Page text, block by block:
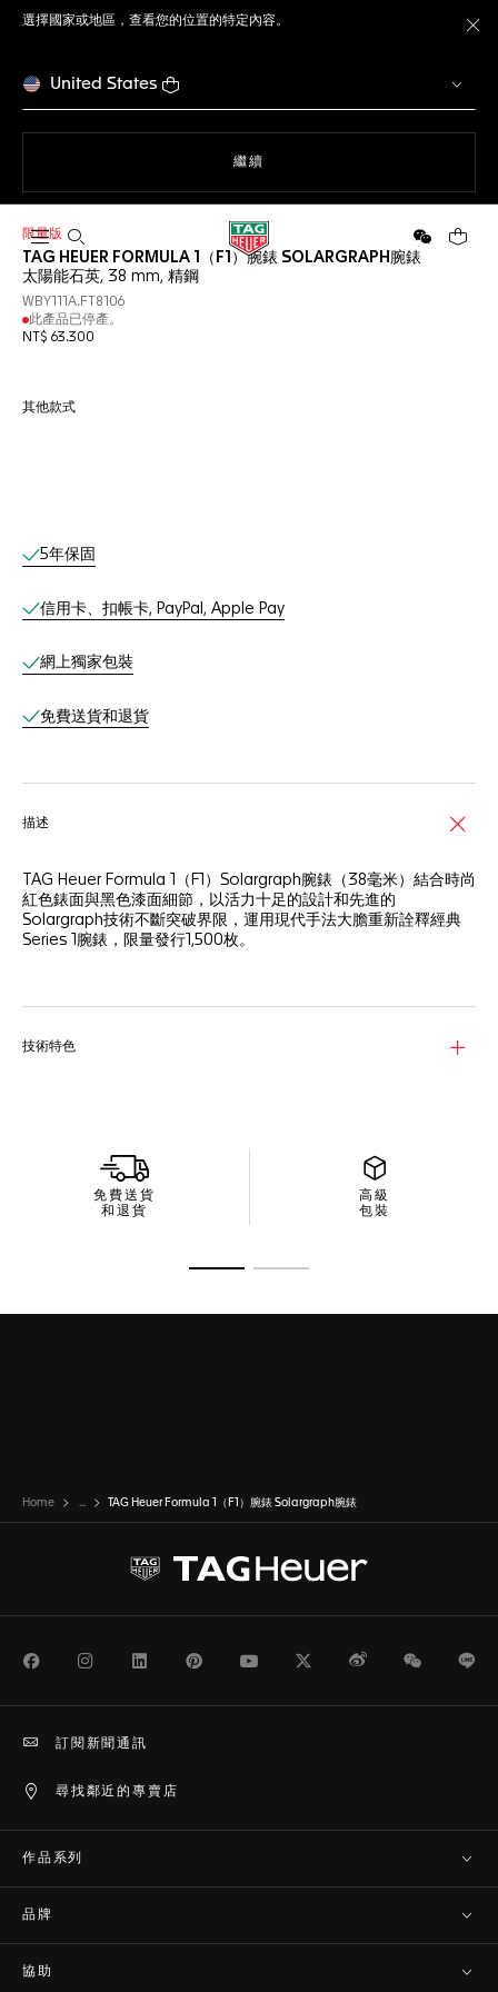
選擇國家或地區，查看您的位置的特定內容。
United States
繼續
開啟搜尋 微信 您的
限量版
TAG HEUER FORMULA 1（F1）腕錶 SOLARGRAPH腕錶
太陽能石英, 38 mm, 精鋼
WBY111A.FT8106
此產品已停產。
NT$ 63.300
其他款式
網上服務
5年保固
信用卡、扣帳卡, PayPal, Apple Pay
網上獨家包裝
免費送貨和退貨
描述
TAG Heuer Formula 1（F1）Solargraph腕錶（38毫米）結合時尚
紅色錶面與黑色漆面細節，以活力十足的設計和先進的
Solargraph技術不斷突破界限，運用現代手法大膽重新詮釋經典
Series 1腕錶，限量發行1,500枚。
存，無需更換電池。只需照光一分鐘，即可為腕錶提供一整天的電
力，為步調明快的現代生活打造可靠的前衛時計。
技術特色
免費送貨
和退貨
高級
包裝
Home ... TAG Heuer Formula 1（F1）腕錶 Solargraph腕錶
FacebookInstagramLinkedInPinterestYoutubeTwitterWeiboWeChat
尋找鄰近的專賣店
訂閱新聞通訊
作品系列
品牌
協助